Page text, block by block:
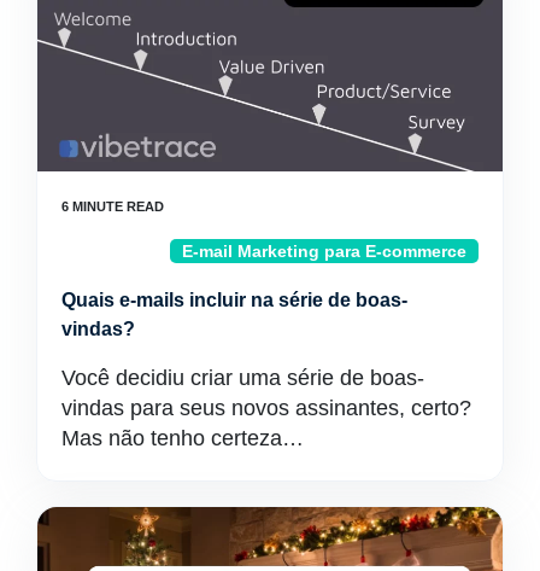
E-mail Marketing para E-commerce
Quais e-mails incluir na série de boas-
vindas?
Você decidiu criar uma série de boas-
vindas para seus novos assinantes, certo?
Mas não tenho certeza…